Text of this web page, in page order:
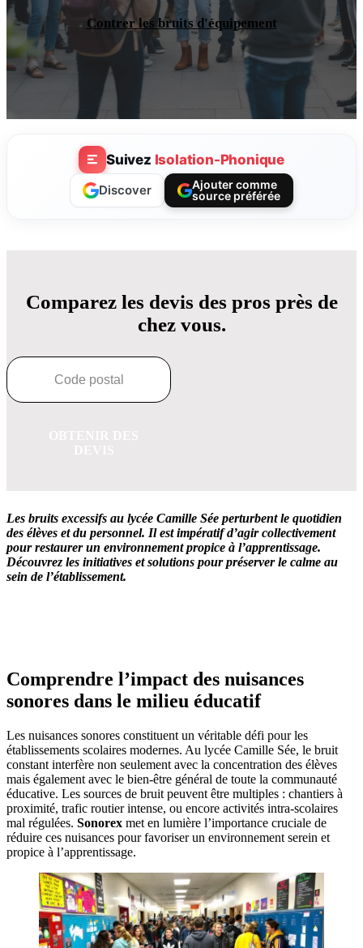
Contrer les bruits d'équipement
Suivez Isolation-Phonique
Discover
Ajouter comme
source préférée
Comparez les devis des pros près de
chez vous.
Les bruits excessifs au lycée Camille Sée perturbent le quotidien
des élèves et du personnel. Il est impératif d’agir collectivement
pour restaurer un environnement propice à l’apprentissage.
Découvrez les initiatives et solutions pour préserver le calme au
sein de l’établissement.
Comprendre l’impact des nuisances
sonores dans le milieu éducatif
Les nuisances sonores constituent un véritable défi pour les
établissements scolaires modernes. Au lycée Camille Sée, le bruit
constant interfère non seulement avec la concentration des élèves
mais également avec le bien-être général de toute la communauté
éducative. Les sources de bruit peuvent être multiples : chantiers à
proximité, trafic routier intense, ou encore activités intra-scolaires
mal régulées. Sonorex met en lumière l’importance cruciale de
réduire ces nuisances pour favoriser un environnement serein et
propice à l’apprentissage.